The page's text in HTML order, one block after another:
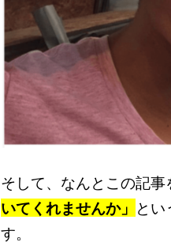
そして、なんとこの記事
いてくれませんか」 と
す。